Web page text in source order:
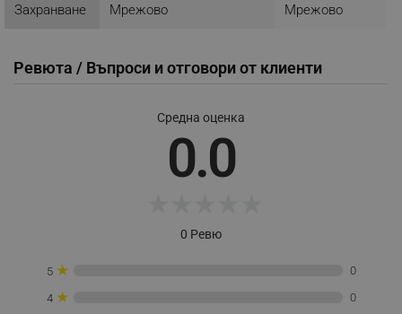
Захранване Мрежово Мрежово
Ревюта / Въпроси и отговори от клиенти
Средна оценка
0.0
0 Ревю
5 ★ 0
4 ★ 0
_sgf_delayed_actions,
_sgf_delayed_campaigns